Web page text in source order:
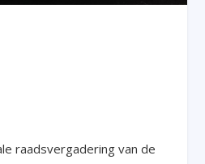
raadsvergadering van de